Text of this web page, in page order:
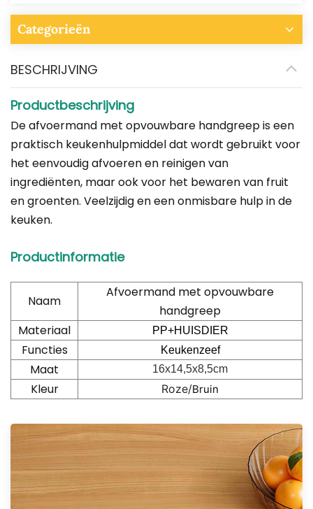
Categorieën
BESCHRIJVING
Productbeschrijving
De afvoermand met opvouwbare handgreep is een
praktisch keukenhulpmiddel dat wordt gebruikt voor
het eenvoudig afvoeren en reinigen van
ingrediënten, maar ook voor het bewaren van fruit
en groenten. Veelzijdig en een onmisbare hulp in de
keuken.
Productinformatie
Naam
Afvoermand met opvouwbare
handgreep
Materiaal
PP+HUISDIER
Functies Keukenzeef
Maat 16x14,5x8,5cm
Kleur Roze/Bruin